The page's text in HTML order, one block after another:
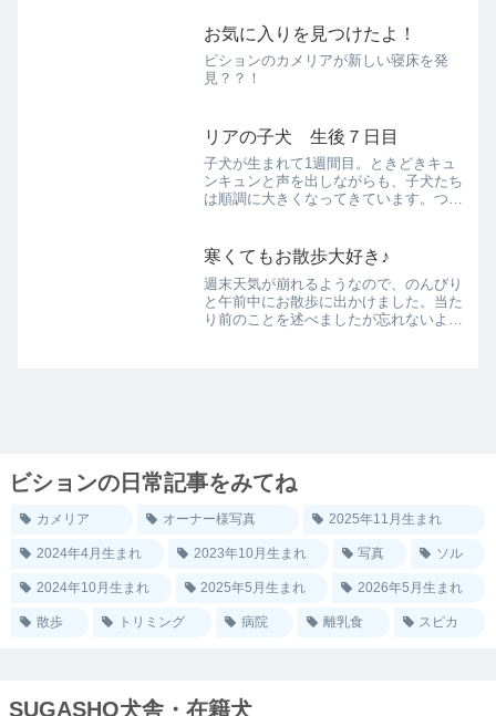
お気に入りを見つけたよ！
ビションのカメリアが新しい寝床を発
見？？！
リアの子犬 生後７日目
子犬が生まれて1週間目。ときどきキュ
ンキュンと声を出しながらも、子犬たち
は順調に大きくなってきています。つい
てきました。子犬が冷えないか心配して
いましたが、そこは母犬。...
寒くてもお散歩大好き♪
週末天気が崩れるようなので、のんびり
と午前中にお散歩に出かけました。当た
り前のことを述べましたが忘れないよう
ビションの日常記事をみてね
カメリア オーナー様写真 2025年11月生まれ
2024年4月生まれ 2023年10月生まれ 写真 ソル
2024年10月生まれ 2025年5月生まれ 2026年5月生まれ
散歩 トリミング 病院 離乳食 スピカ
SUGASHO犬舎・在籍犬